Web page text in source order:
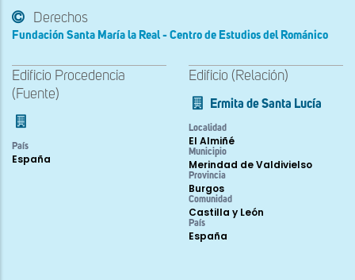
Derechos
Fundación Santa María la Real - Centro de Estudios del Románico
Edificio Procedencia
(Fuente)
País
España
Edificio (Relación)
Ermita de Santa Lucía
Localidad
El Almiñé
Municipio
Merindad de Valdivielso
Provincia
Burgos
Comunidad
Castilla y León
País
España